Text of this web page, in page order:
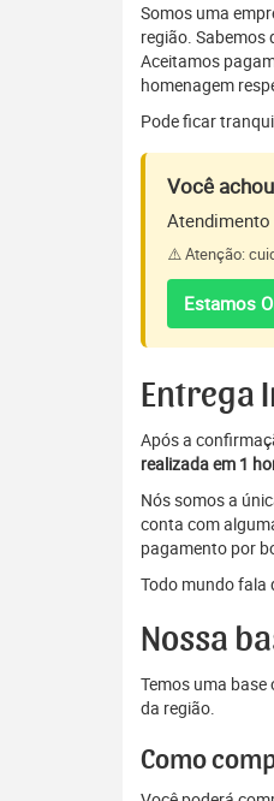
Somos uma
região. Sabemos
Aceitamos
homenagem
Pode ficar
Você
Atendimento
⚠️ Atenção:
Estamos
Entrega
Após a
realizada em 1
Nós somos a
conta com
pagamento por
Todo mundo fala
Nossa
Temos uma
da região.
Como